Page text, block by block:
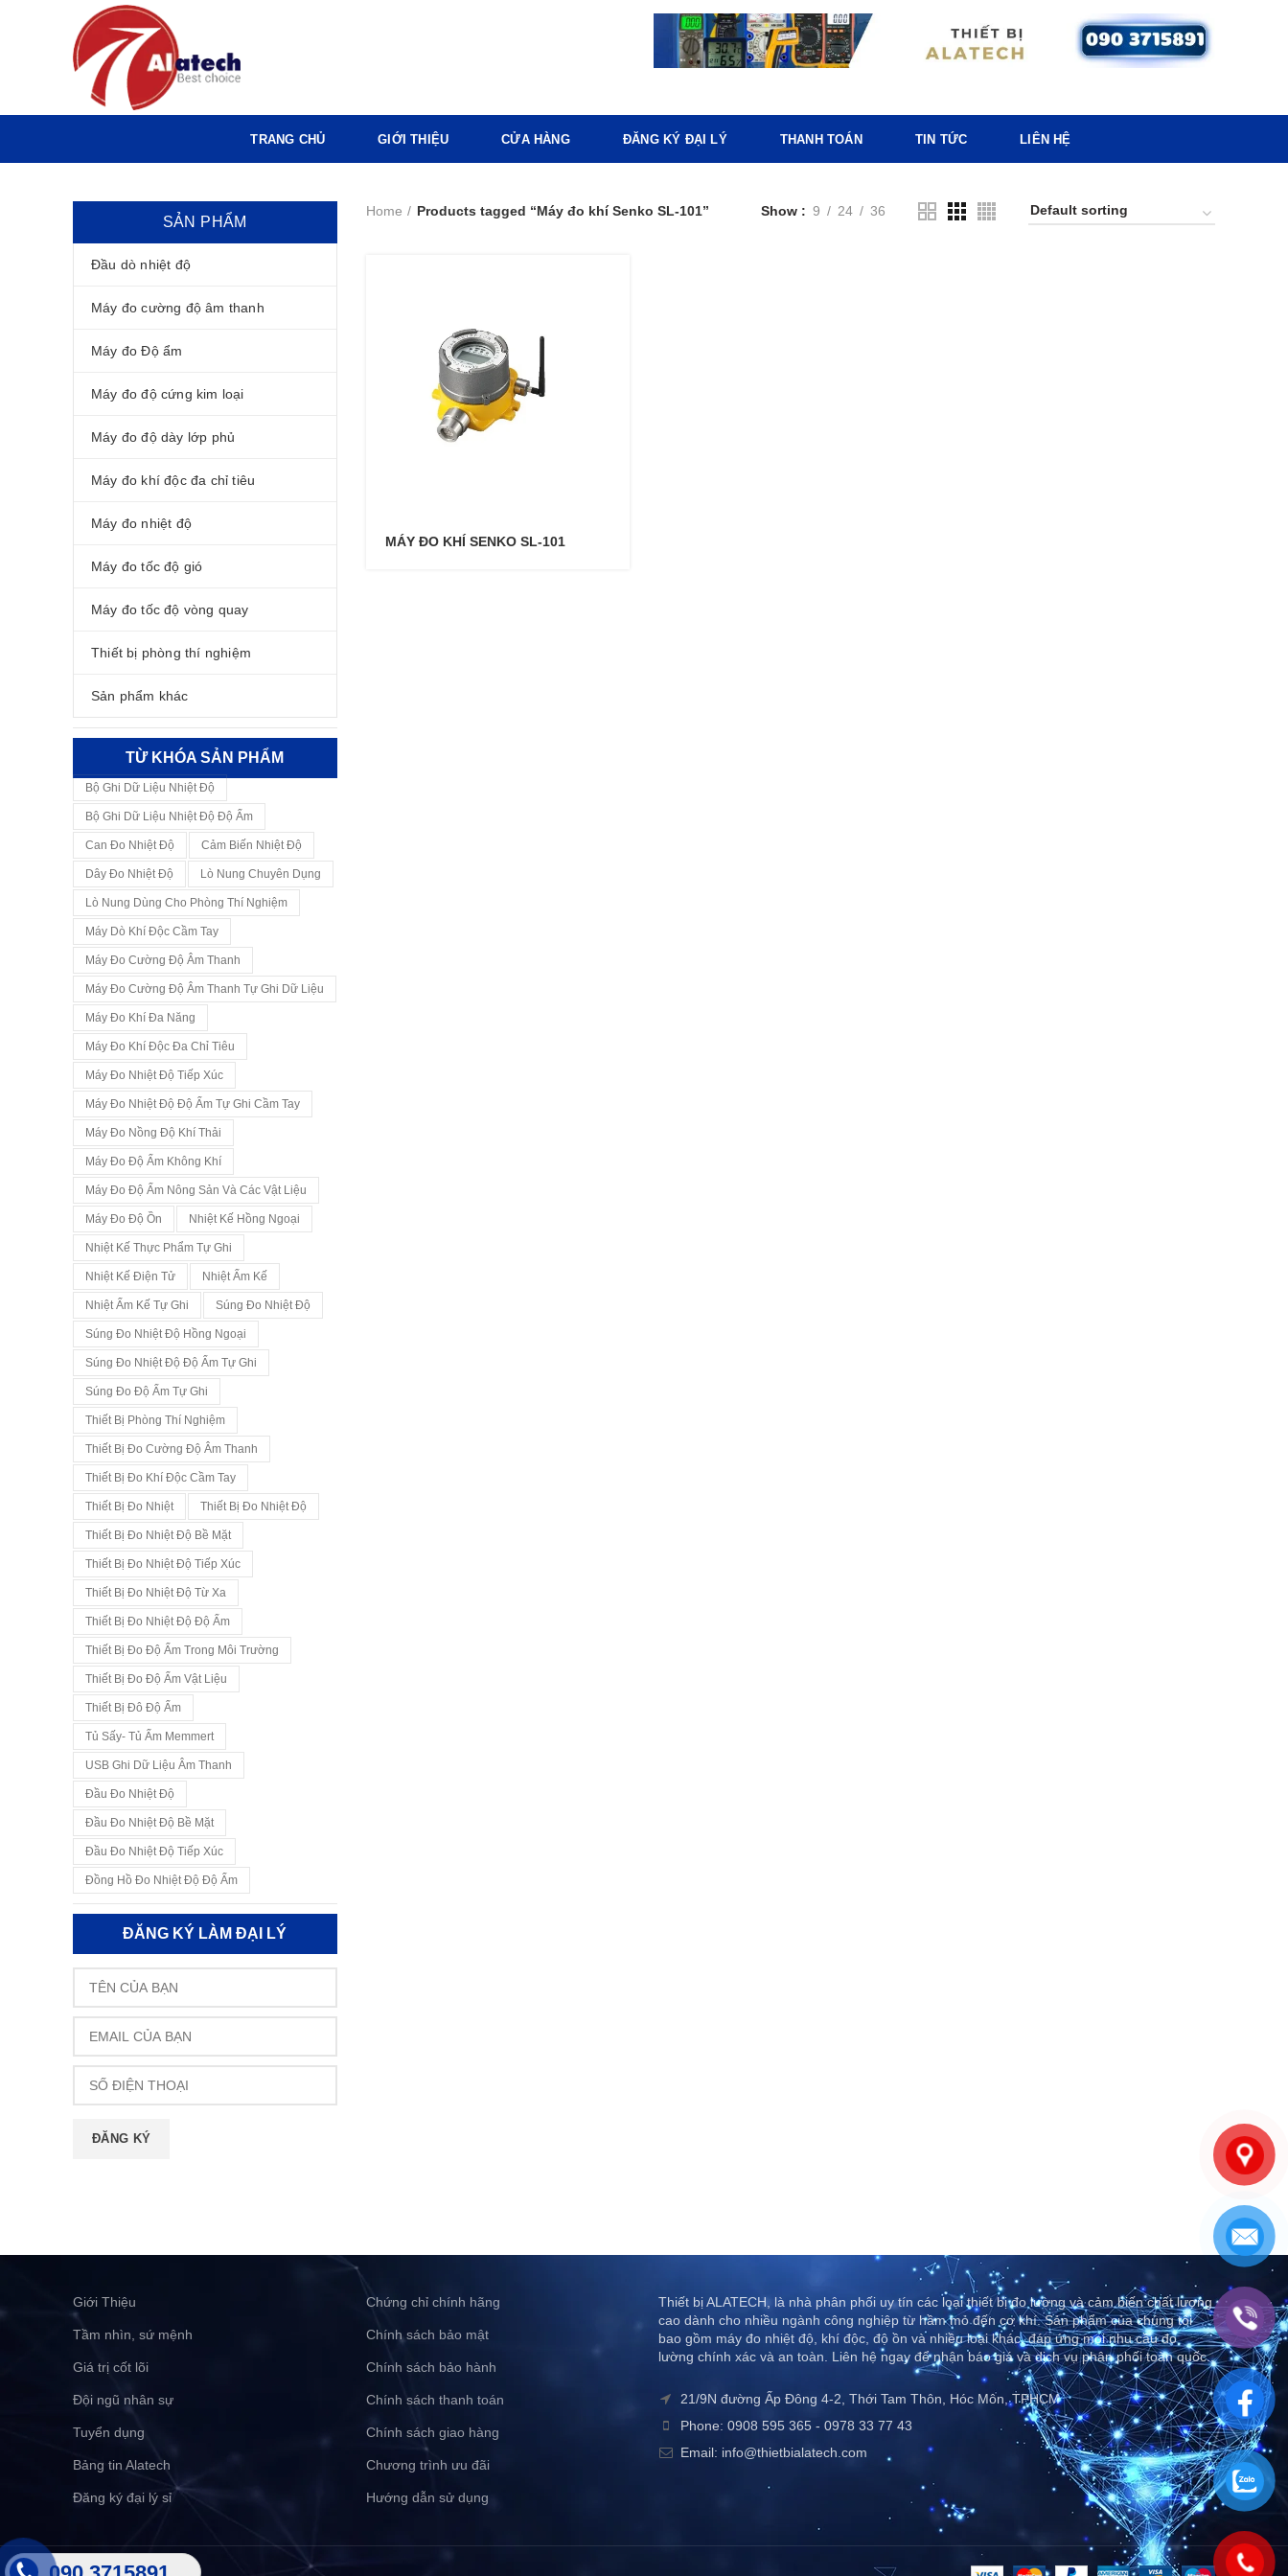
TRANG CHỦ GIỚI THIỆU CỬA HÀNG ĐĂNG KÝ ĐẠI LÝ THANH TOÁN TIN TỨC LIÊN HỆ
Home Products tagged “Máy đo khí Senko SL-101” Show 9 24 36
MÁY ĐO KHÍ SENKO SL-101
SẢN PHẨM
Đầu dò nhiệt độ
Máy đo cường độ âm thanh
Máy đo Độ ẩm
Máy đo độ cứng kim loại
Máy đo độ dày lớp phủ
Máy đo khí độc đa chỉ tiêu
Máy đo nhiệt độ
Máy đo tốc độ gió
Máy đo tốc độ vòng quay
Thiết bị phòng thí nghiệm
Sản phẩm khác
TỪ KHÓA SẢN PHẨM
Bộ Ghi Dữ Liệu Nhiệt Độ
Bộ Ghi Dữ Liệu Nhiệt Độ Độ Ẩm
Can Đo Nhiệt Độ Cảm Biến Nhiệt Độ
Dây Đo Nhiệt Độ Lò Nung Chuyên Dụng
Lò Nung Dùng Cho Phòng Thí Nghiệm
Máy Dò Khí Độc Cầm Tay
Máy Đo Cường Độ Âm Thanh
Máy Đo Cường Độ Âm Thanh Tự Ghi Dữ Liệu
Máy Đo Khí Đa Năng
Máy Đo Khí Độc Đa Chỉ Tiêu
Máy Đo Nhiệt Độ Tiếp Xúc
Máy Đo Nhiệt Độ Độ Ẩm Tự Ghi Cầm Tay
Máy Đo Nồng Độ Khí Thải
Máy Đo Độ Ẩm Không Khí
Máy Đo Độ Ẩm Nông Sản Và Các Vật Liệu
Máy Đo Độ Ồn Nhiệt Kế Hồng Ngoại
Nhiệt Kế Thực Phẩm Tự Ghi
Nhiệt Kế Điện Tử Nhiệt Ẩm Kế
Nhiệt Ẩm Kế Tự Ghi Súng Đo Nhiệt Độ
Súng Đo Nhiệt Độ Hồng Ngoại
Súng Đo Nhiệt Độ Độ Ẩm Tự Ghi
Súng Đo Độ Ẩm Tự Ghi
Thiết Bị Phòng Thí Nghiệm
Thiết Bị Đo Cường Độ Âm Thanh
Thiết Bị Đo Khí Độc Cầm Tay
Thiết Bị Đo Nhiệt Thiết Bị Đo Nhiệt Độ
Thiết Bị Đo Nhiệt Độ Bề Mặt
Thiết Bị Đo Nhiệt Độ Tiếp Xúc
Thiết Bị Đo Nhiệt Độ Từ Xa
Thiết Bị Đo Nhiệt Độ Độ Ẩm
Thiết Bị Đo Độ Ẩm Trong Môi Trường
Thiết Bị Đo Độ Ẩm Vật Liệu
Thiết Bị Đô Độ Ẩm
Tủ Sấy- Tủ Ấm Memmert
USB Ghi Dữ Liệu Âm Thanh
Đầu Đo Nhiệt Độ
Đầu Đo Nhiệt Độ Bề Mặt
Đầu Đo Nhiệt Độ Tiếp Xúc
Đồng Hồ Đo Nhiệt Độ Độ Ẩm
ĐĂNG KÝ LÀM ĐẠI LÝ
Giới Thiệu
Tầm nhìn, sứ mệnh
Giá trị cốt lõi
Đội ngũ nhân sự
Tuyển dụng
Bảng tin Alatech
Đăng ký đại lý sỉ
Chứng chỉ chính hãng
Chính sách bảo mật
Chính sách bảo hành
Chính sách thanh toán
Chính sách giao hàng
Chương trình ưu đãi
Hướng dẫn sử dụng
Thiết bị ALATECH, là nhà phân phối uy tín các loại thiết bị đo lường và cảm biến chất lượng
cao dành cho nhiều ngành công nghiệp từ hầm mỏ đến cơ khí. Sản phẩm của chúng tôi
bao gồm máy đo nhiệt độ, khí độc, độ ồn và nhiều loại khác, đáp ứng mọi nhu cầu đo
lường chính xác và an toàn. Liên hệ ngay để nhận báo giá và dịch vụ phân phối toàn quốc..
21/9N đường Ấp Đông 4-2, Thới Tam Thôn, Hóc Môn, TPHCM
Phone: 0908 595 365 - 0978 33 77 43
Email: info@thietbialatech.com